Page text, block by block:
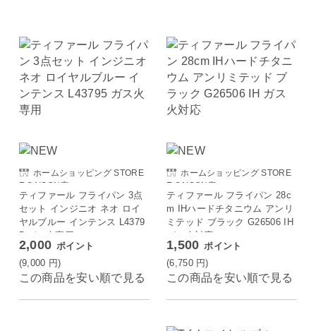
ホームショッピング STORE
E SAISON店
ティファール フライパン 3点
セット インジニオ ネオ ロイ
ヤルブルー インテンス L4379
5 ガス火専用
2,000 ポイント
(9,000 円)
この商品を安い順で見る
ホームショッピング STORE
E SAISON店
ティファール フライパン 28c
m IHハードチタニウム アンリ
ミテッド ブラック G26506 IH
ガス火対応
1,500 ポイント
(6,750 円)
この商品を安い順で見る